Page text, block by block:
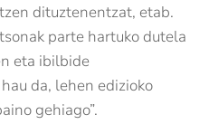
dituztenentzat, etab.
parte hartuko dutela
eta ibilbide
da, lehen edizioko
gehiago”.